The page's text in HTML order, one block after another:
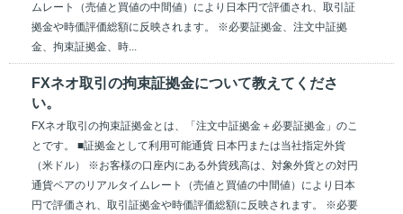
ムレート（売値と買値の中間値）により日本円で評価され、取引証
拠金や時価評価総額に反映されます。 ※必要証拠金、注文中証拠
金、拘束証拠金、時...
FXネオ取引の拘束証拠金について教えてくださ
い。
FXネオ取引の拘束証拠金とは、「注文中証拠金＋必要証拠金」のこ
とです。 ■証拠金として利用可能通貨 日本円または当社指定外貨
（米ドル） ※お客様の口座内にある外貨残高は、対象外貨との対円
通貨ペアのリアルタイムレート（売値と買値の中間値）により日本
円で評価され、取引証拠金や時価評価総額に反映されます。 ※必要